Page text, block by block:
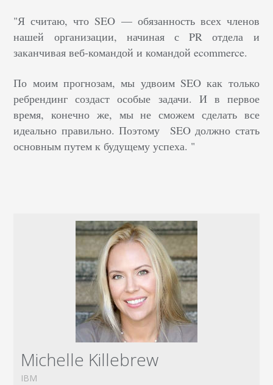
"Я считаю, что SEO — обязанность всех членов
нашей организации, начиная с PR отдела и
заканчивая веб-командой и командой ecommerce.
По моим прогнозам, мы удвоим SEO как только
ребрендинг создаст особые задачи. И в первое
время, конечно же, мы не сможем сделать все
идеально правильно. Поэтому SEO должно стать
основным путем к будущему успеха. "
Michelle Killebrew
IBM